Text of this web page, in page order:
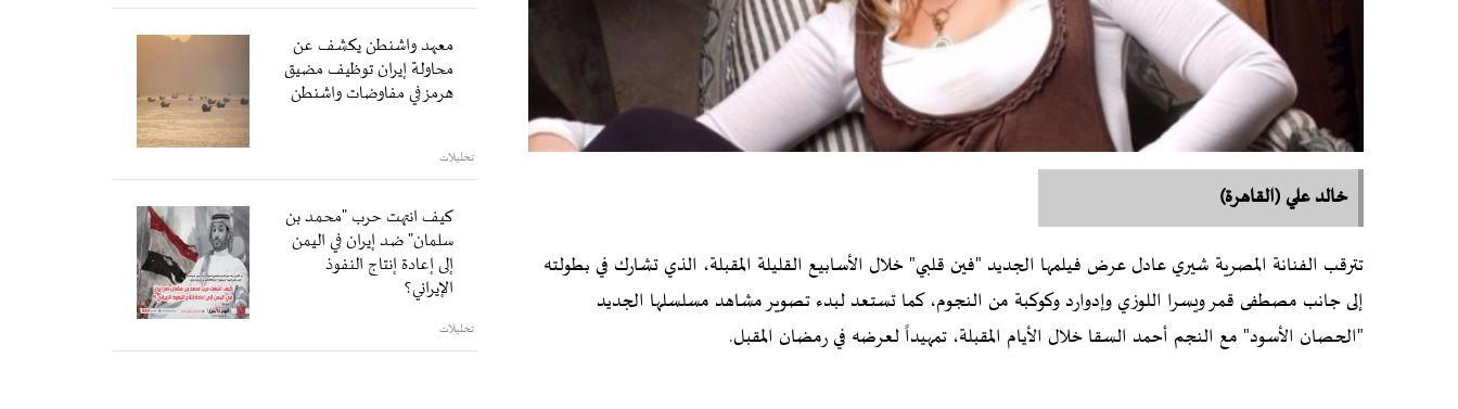
خالد علي (القاهرة)
تترقب الفنانة المصرية شيري عادل عرض فيلمها الجديد "فين قلبي" خلال الأسابيع القليلة المقبلة، الذي تشارك في بطولته
إلى جانب مصطفى قمر ويسرا اللوزي وإدوارد وكوكبة من النجوم، كما تستعد لبدء تصوير مشاهد مسلسلها الجديد
"الحصان الأسود" مع النجم أحمد السقا خلال الأيام المقبلة، تمهيداً لعرضه في رمضان المقبل.
معهد واشنطن يكشف عن
محاولة إيران توظيف مضيق
هرمز في مفاوضات واشنطن
تحليلات
كيف انتهت حرب "محمد بن
سلمان" ضد إيران في اليمن
إلى إعادة إنتاج النفوذ
الإيراني؟
تحليلات